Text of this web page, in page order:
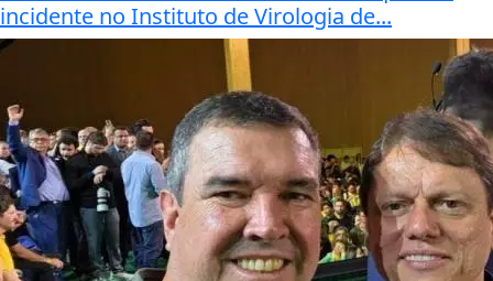
incidente no Instituto de Virologia de...